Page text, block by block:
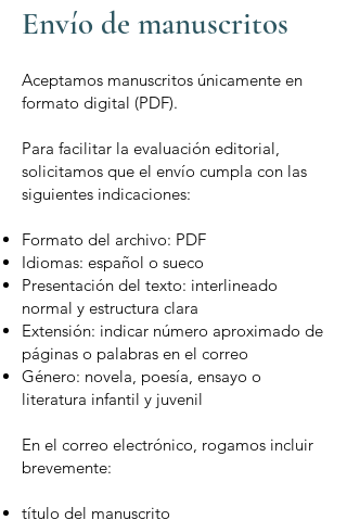
Envío de manuscritos
Aceptamos manuscritos únicamente en
formato digital (PDF).
Para facilitar la evaluación editorial,
solicitamos que el envío cumpla con las
siguientes indicaciones:
Formato del archivo: PDF
Idiomas: español o sueco
Presentación del texto: interlineado
normal y estructura clara
Extensión: indicar número aproximado de
páginas o palabras en el correo
Género: novela, poesía, ensayo o
literatura infantil y juvenil
En el correo electrónico, rogamos incluir
brevemente:
título del manuscrito